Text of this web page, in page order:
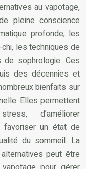
au vapotage,
pleine conscience
profonde, les
les techniques de
sophrologie. Ces
des décennies et
bienfaits sur
Elles permettent
d’améliorer
favoriser un état de
du sommeil. La
peut être